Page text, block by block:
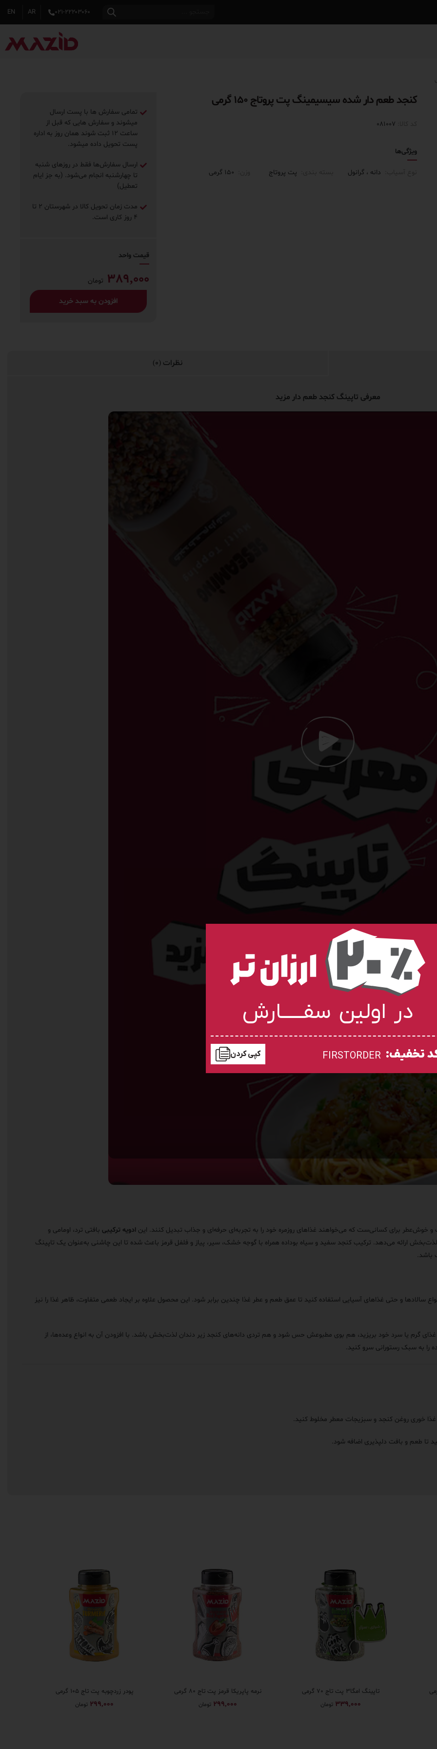
۰۲۱-۲۲۲۰۳۰۶۰ AR
EN
کنجد طعم دار شده سیسیمینگ پت پروتاج ۱۵۰ گرمی
081007
ویژگی‌ها
دانه گرانول پت پروتاج ۱۵۰ گرمی
تمامی سفارش ها با پست ارسال
میشوند و سفارش هایی که قبل از
ساعت ۱۲ ثبت شوند همان روز به اداره
پست تحویل داده میشود.
ارسال سفارش‌ها فقط در روزهای شنبه
تا چهارشنبه انجام می‌شود. (به جز ایام
تعطیل)
مدت زمان تحویل کالا در شهرستان ۲ تا
۴ روز ‌کاری است.
قیمت واحد
389,000 تومان
افزودن به سبد خرید
نظرات (0)
معرفی تاپینگ کنجد طعم دار مزید
ادویه ترکیبی بافتی ترد، اومامی و
ارائه می‌دهد. ترکیب کنجد سفید و سیاه بوداده همراه با گوجه خشک، سیر، پیاز و فلفل قرمز باعث شده تا این چاشنی به‌عنوان یک تاپینگ
باشد.
سالادها و حتی غذاهای آسیایی استفاده کنید تا عمق طعم و عطر غذا چندین برابر شود. این محصول علاوه بر ایجاد طعمی متفاوت، ظاهر غذا را نیز
گرم یا سرد خود بریزید، هم بوی مطبوعش حس شود و هم تردی دانه‌های کنجد زیر دندان لذت‌بخش باشد. با افزودن آن به انواع وعده‌ها، از
را به سبک رستورانی سرو کنید.
تاپینگ امگا۳ پت تاج ۷۰ گرمی
339,000 تومان
نرمه پاپریکا قرمز پت تاج ۸۰ گرمی
299,000 تومان
پودر زردچوبه پت تاج ۱۰۵ گرمی
299,000 تومان
در اولین سفـــــارش
تخفیف: FIRSTORDER کپی کردن